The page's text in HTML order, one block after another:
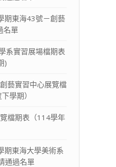
期東海43號－創藝
名單
系實習展場檔期表
)
藝實習中心展覽檔
學期）
檔期表（114學年
期東海大學美術系
通過名單